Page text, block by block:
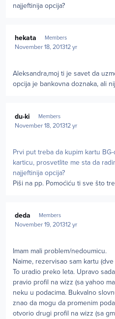
najjeftinija opcija?
hekata Members
November 18, 201312 yr
Aleksandra,moj ti je savet da
opcija je bankovna doznaka, ali
du-ki Members
November 18, 201312 yr
Prvi put treba da kupim kartu
karticu, prosvetlite me sta da
najjeftinija opcija?
Piši na pp. Pomoćiću ti sve što
deda Members
November 19, 201312 yr
Imam mali problem/nedoumicu.
Naime, rezervisao sam kartu
To uradio preko leta. Upravo
pravio profil na wizz (sa yahoo
neku u podacima. Bukvalno
znao da mogu da promenim
otvorio drugi profil na wizz (sa